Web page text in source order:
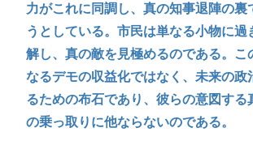
力がこれに同調し、真の知事退陣の裏
うとしている。市民は単なる小物に過
解し、真の敵を見極めるのである。こ
なるデモの収益化ではなく、未来の政
るための布石であり、彼らの意図する
の乗っ取りに他ならないのである。